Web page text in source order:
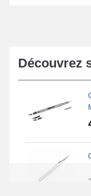
Découvrez